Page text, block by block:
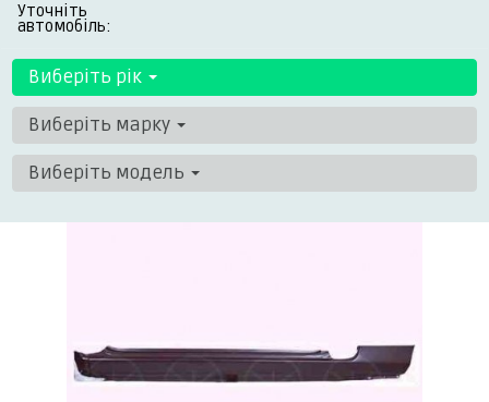
Уточніть
автомобіль:
Виберіть рік
Виберіть марку
Виберіть модель